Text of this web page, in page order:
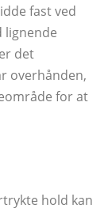
fast ved
lignende
det
overhånden,
for at
hold kan